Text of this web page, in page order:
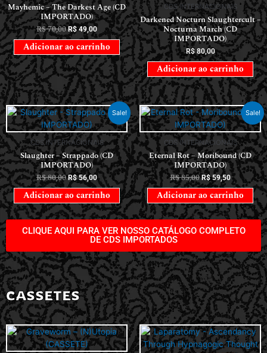
Mayhemic – The Darkest Age (CD
IMPORTADO)
R$70,00 R$49,00
Adicionar ao carrinho
CDS INTERNACIONAIS
Darkened Nocturn Slaughtercult –
Nocturna March (CD
IMPORTADO)
R$80,00
Adicionar ao carrinho
Sale!
CDS INTERNACIONAIS
Slaughter – Strappado (CD
IMPORTADO)
R$80,00 R$56,00
Adicionar ao carrinho
Sale!
CDS INTERNACIONAIS
Eternal Rot – Moribound (CD
IMPORTADO)
R$85,00 R$59,50
Adicionar ao carrinho
CLIQUE AQUI PARA VER NOSSO CATÁLOGO COMPLETO
DE CDS IMPORTADOS
CASSETES